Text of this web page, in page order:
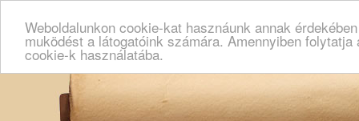
Weboldalunkon cookie-kat hasznáunk annak
muködést a látogatóink számára. Amennyiben
cookie-k használatába.